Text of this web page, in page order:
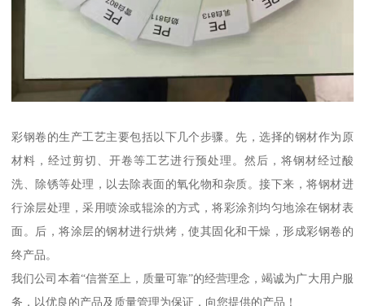
彩钢卷的生产工艺主要包括以下几个步骤。先，选择的钢材作为原
材料，经过剪切、开卷等工艺进行预处理。然后，将钢材经过酸
洗、除锈等处理，以去除表面的氧化物和杂质。接下来，将钢材进
行涂层处理，采用喷涂或辊涂的方式，将彩涂剂均匀地涂在钢材表
面。后，将涂层的钢材进行烘烤，使其固化和干燥，形成彩钢卷的
终产品。
我们公司本着“信誉至上，质量可靠”的经营理念，竭诚为广大用户服
务，以优良的产品及质量管理为保证，向您提供的产品！